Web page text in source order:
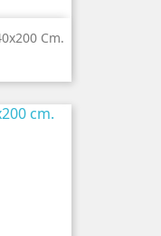
Cm.